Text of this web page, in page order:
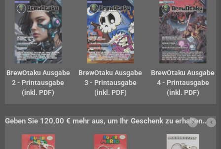
BrewOtaku Ausgabe
2 - Printausgabe
(inkl. PDF)
BrewOtaku Ausgabe
3 - Printausgabe
(inkl. PDF)
BrewOtaku Ausgabe
4 - Printausgabe
(inkl. PDF)
Geben Sie 120,00 € mehr aus, um Ihr Geschenk zu erhalten..